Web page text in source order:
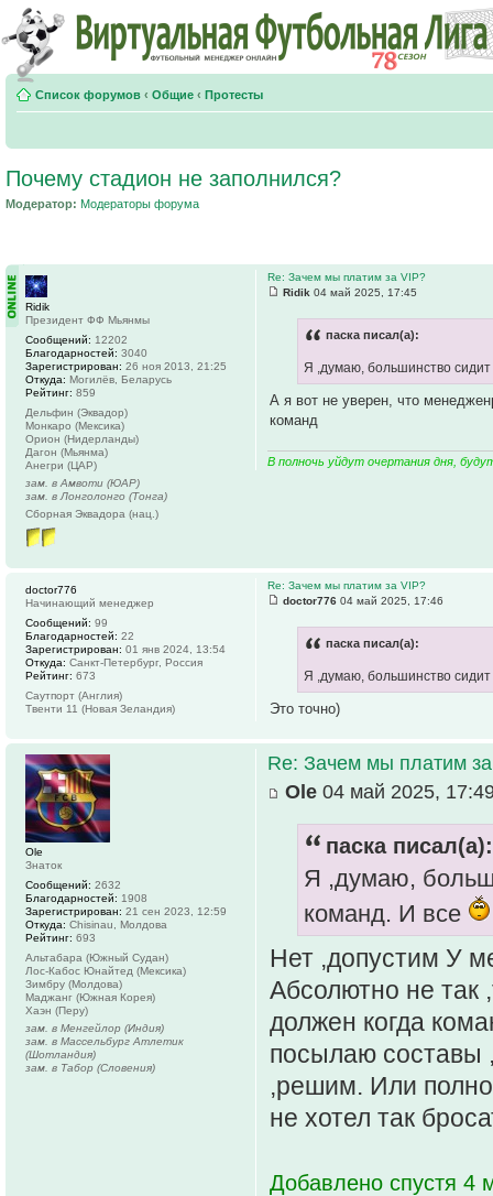
Список форумов ‹ Общие ‹ Протесты
Почему стадион не заполнился?
Модератор: Модераторы форума
Re: Зачем мы платим за VIP?
Ridik 04 май 2025, 17:45
паска писал(а):
Я ,думаю, большинство
А я вот не уверен, что
команд
В полночь уйдут очертания дня,
Ridik
Президент ФФ Мьянмы
Сообщений: 12202
Благодарностей: 3040
Зарегистрирован: 26 ноя 2013, 21:25
Откуда: Могилёв, Беларусь
Рейтинг: 859
Дельфин (Эквадор)
Монкаро (Мексика)
Орион (Нидерланды)
Дагон (Мьянма)
Анегри (ЦАР)
зам. в Амвоти (ЮАР)
зам. в Лонголонго (Тонга)
Сборная Эквадора (нац.)
Re: Зачем мы платим за VIP?
doctor776 04 май 2025, 17:46
паска писал(а):
Я ,думаю, большинство
Это точно)
doctor776
Начинающий менеджер
Сообщений: 99
Благодарностей: 22
Зарегистрирован: 01 янв 2024, 13:54
Откуда: Санкт-Петербург, Россия
Рейтинг: 673
Саутпорт (Англия)
Твенти 11 (Новая Зеландия)
Re: Зачем мы платим
Ole 04 май 2025,
паска писал(а):
Я ,думаю,
команд. И все
Нет ,допустим У
Абсолютно не так
должен когда
посылаю составы
,решим. Или
не хотел так
Добавлено спустя 4
Ole
Знаток
Сообщений: 2632
Благодарностей: 1908
Зарегистрирован: 21 сен 2023, 12:59
Откуда: Chisinau, Молдова
Рейтинг: 693
Альтабара (Южный Судан)
Лос-Кабос Юнайтед (Мексика)
Зимбру (Молдова)
Маджанг (Южная Корея)
Хаэн (Перу)
зам. в Менгейлор (Индия)
зам. в Массельбург Атлетик
(Шотландия)
зам. в Табор (Словения)